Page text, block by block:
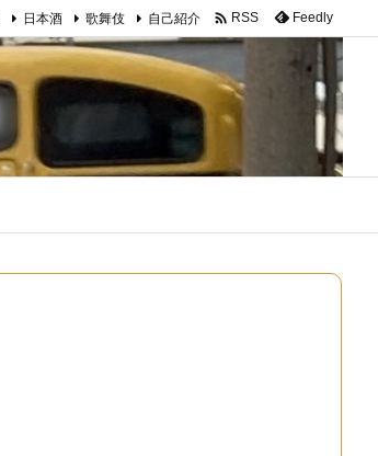
日本酒 歌舞伎 自己紹介  RSS Feedly